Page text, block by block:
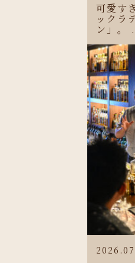
可愛す
ックラ
ン」。